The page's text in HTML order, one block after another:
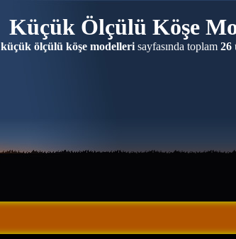
Küçük Ölçülü Köşe
küçük ölçülü köşe modellerisayfasında toplam 26